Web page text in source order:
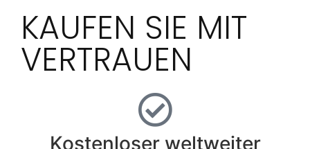
KAUFEN SIE MIT
VERTRAUEN
Kostenloser weltweiter